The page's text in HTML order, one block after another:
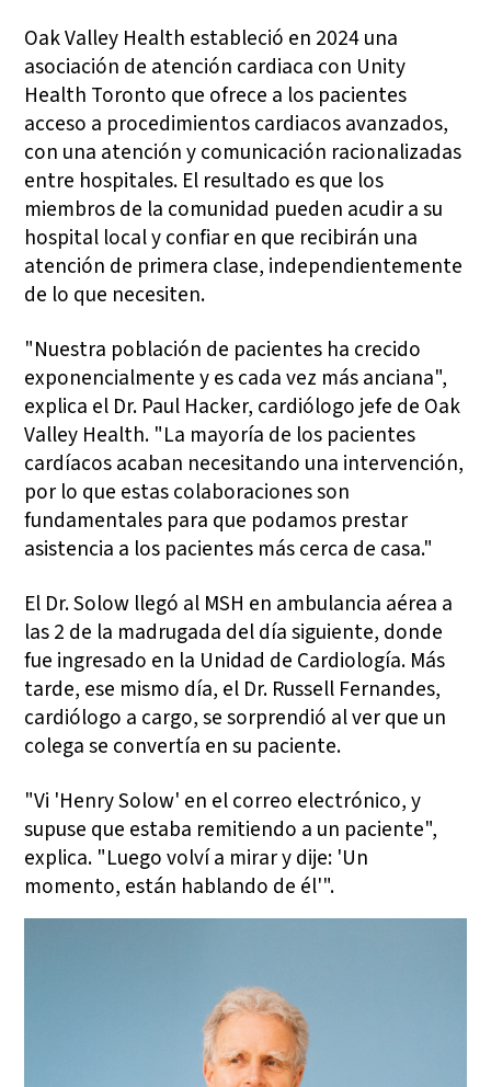
Oak Valley Health estableció en 2024 una
asociación de atención cardiaca con Unity
Health Toronto que ofrece a los pacientes
acceso a procedimientos cardiacos avanzados,
con una atención y comunicación racionalizadas
entre hospitales. El resultado es que los
miembros de la comunidad pueden acudir a su
hospital local y confiar en que recibirán una
atención de primera clase, independientemente
de lo que necesiten.
"Nuestra población de pacientes ha crecido
exponencialmente y es cada vez más anciana",
explica el Dr. Paul Hacker, cardiólogo jefe de Oak
Valley Health. "La mayoría de los pacientes
cardíacos acaban necesitando una intervención,
por lo que estas colaboraciones son
fundamentales para que podamos prestar
asistencia a los pacientes más cerca de casa."
El Dr. Solow llegó al MSH en ambulancia aérea a
las 2 de la madrugada del día siguiente, donde
fue ingresado en la Unidad de Cardiología. Más
tarde, ese mismo día, el Dr. Russell Fernandes,
cardiólogo a cargo, se sorprendió al ver que un
colega se convertía en su paciente.
"Vi 'Henry Solow' en el correo electrónico, y
supuse que estaba remitiendo a un paciente",
explica. "Luego volví a mirar y dije: 'Un
momento, están hablando de él'".